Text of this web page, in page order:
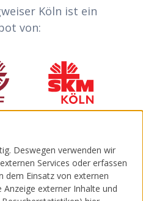
Köln ist ein
von:
katholischer
Sozialdienst
Malteser
Deswegen verwenden wir
Services oder erfassen
dem Einsatz von externen
Anzeige externer Inhalte und